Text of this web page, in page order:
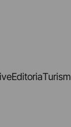
Editoria